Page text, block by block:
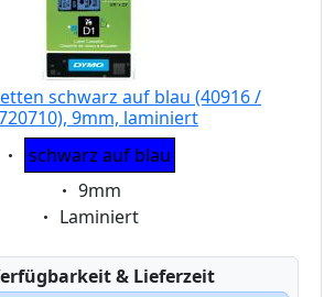
schwarz auf blau (40916 /
9mm, laminiert
Eigenschaft:
schwarz auf blau
Eigenschaft:
9mm
Eigenschaft:
Laminiert
& Lieferzeit